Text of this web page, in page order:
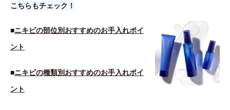
こちらもチェック！
■ニキビの部位別おすすめのお手入れポイ
ント
■ニキビの種類別おすすめのお手入れポイ
ント